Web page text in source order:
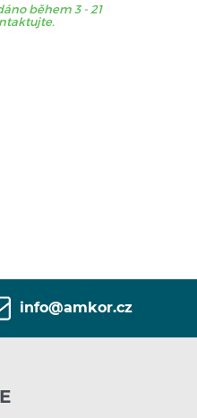
během 3 - 21
info@amkor.cz